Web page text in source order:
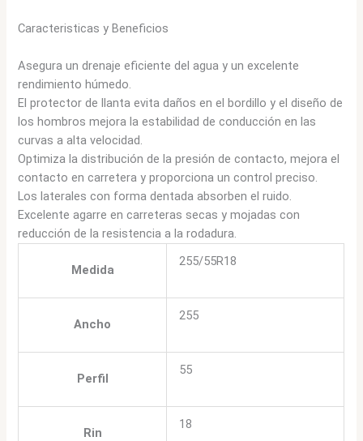
Caracteristicas y Beneficios
Asegura un drenaje eficiente del agua y un excelente
rendimiento húmedo.
El protector de llanta evita daños en el bordillo y el diseño de
los hombros mejora la estabilidad de conducción en las
curvas a alta velocidad.
Optimiza la distribución de la presión de contacto, mejora el
contacto en carretera y proporciona un control preciso.
Los laterales con forma dentada absorben el ruido.
Excelente agarre en carreteras secas y mojadas con
reducción de la resistencia a la rodadura.
Medida
255/55R18
Ancho
255
Perfil
55
Rin
18